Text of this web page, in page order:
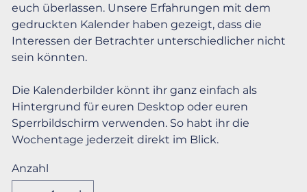
euch überlassen. Unsere Erfahrungen mit dem
gedruckten Kalender haben gezeigt, dass die
Interessen der Betrachter unterschiedlicher nicht
sein könnten.
Die Kalenderbilder könnt ihr ganz einfach als
Hintergrund für euren Desktop oder euren
Sperrbildschirm verwenden. So habt ihr die
Wochentage jederzeit direkt im Blick.
Anzahl